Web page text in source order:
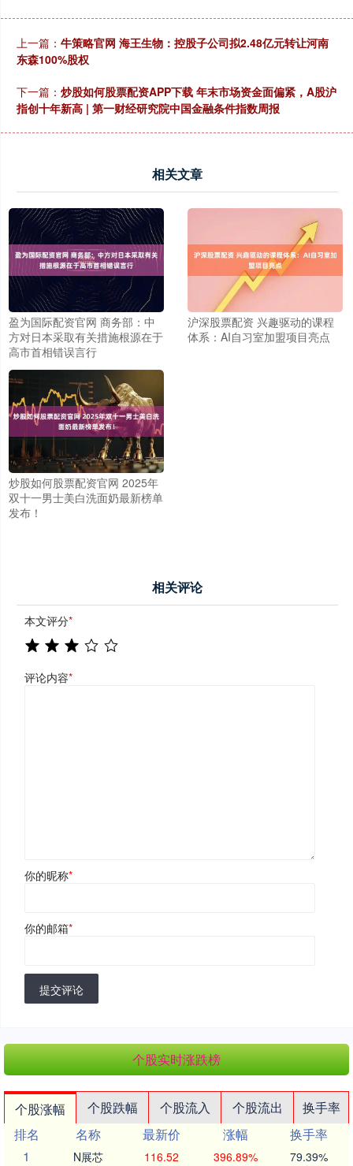
上一篇： 牛策略官网 海王生物：控股子公司拟2.48亿元转让河南
东森100%股权
下一篇： 炒股如何股票配资APP下载 年末市场资金面偏紧，A股沪
指创十年新高 | 第一财经研究院中国金融条件指数周报
相关文章
盈为国际配资官网 商务部：中
方对日本采取有关措施根源在于
高市首相错误言行
沪深股票配资 兴趣驱动的课程
体系：AI自习室加盟项目亮点
炒股如何股票配资官网 2025年
双十一男士美白洗面奶最新榜单
发布！
相关评论
本文评分*
评论内容*
你的昵称*
你的邮箱*
提交评论
个股实时涨跌榜
个股涨幅 个股跌幅 个股流入 个股流出
换手率
排名
名称 最新价 涨幅
换手率
1
N展芯 116.52 396.89% 79.39%